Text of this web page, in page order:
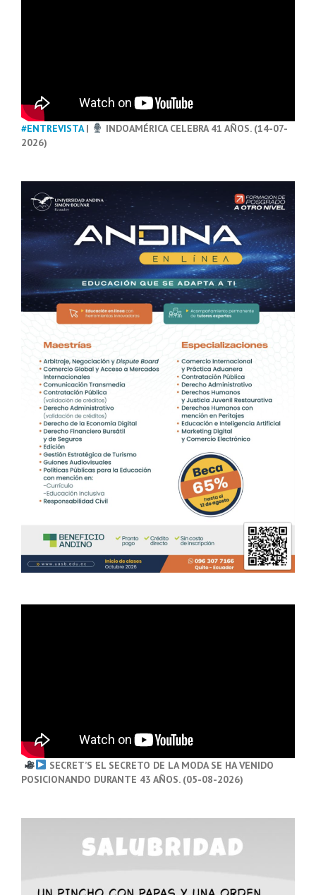
#ENTREVISTA|
INDOAMÉRICA CELEBRA 41 AÑOS. (14-07-
2026)
SECRET’S EL SECRETO DE LA MODA SE HA VENIDO
POSICIONANDO DURANTE 43 AÑOS. (05-08-2026)